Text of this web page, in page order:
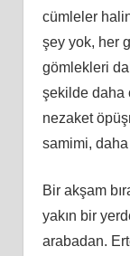
cümleler
şey yok, her
gömlekleri
şekilde daha
nezaket
samimi,
Bir akşam
yakın bir
arabadan.